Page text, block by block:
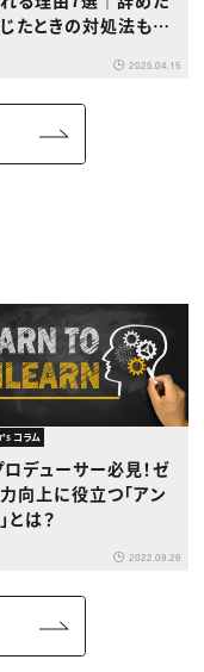
たときの対処法も解
2025.04.15
コラム
デューサー必見！ゼ
向上に役立つ「アン
とは？
2022.09.26